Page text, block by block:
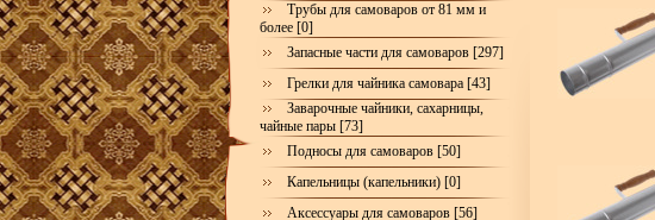
Трубы для самоваров от 81 мм и
более [0]
Запасные части для самоваров [297]
Грелки для чайника самовара [43]
Заварочные чайники, сахарницы,
чайные пары [73]
Подносы для самоваров [50]
Капельницы (капельники) [0]
Аксессуары для самоваров [56]